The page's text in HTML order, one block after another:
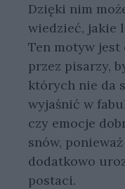
Dzięki nim
wiedzieć, jakie
Ten motyw
przez pisarzy,
których nie da
wyjaśnić w
czy emocje
snów,
dodatkowo
postaci.